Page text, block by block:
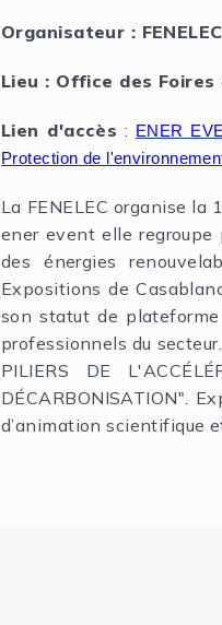
Organisateur : FENELEC
Lieu : Office des Foires
Lien d'accès :
ENER
Protection de
La FENELEC organise
ener event elle regroupe
des énergies
Expositions de
son statut de
professionnels du
PILIERS DE
DÉCARBONISATION".
d’animation scientifique